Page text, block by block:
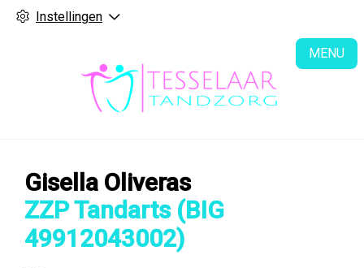
Instellingen
MENU
Gisella Oliveras
ZZP Tandarts (BIG
49912043002)